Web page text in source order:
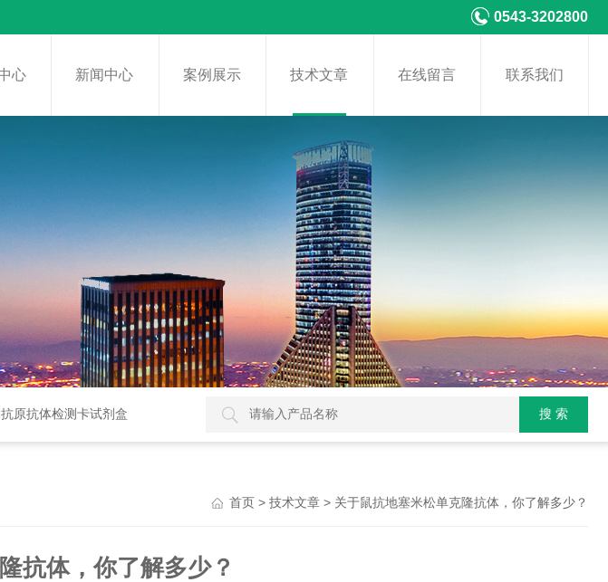
0543-3202800
心 新闻中心 案例展示 技术文章 在线留言 联系我们
原抗体检测卡试剂盒
首页 > 技术文章 > 关于鼠抗地塞米松单克隆抗体，你了解多少？
抗体，你了解多少？